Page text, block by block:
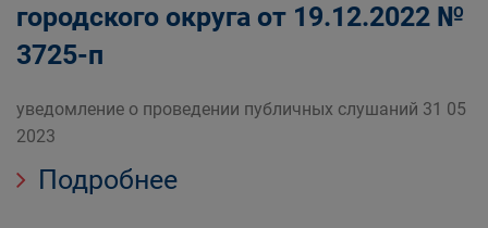
городского округа от 19.12.2022 №
3725-п
уведомление о проведении публичных слушаний 31 05
2023
Подробнее